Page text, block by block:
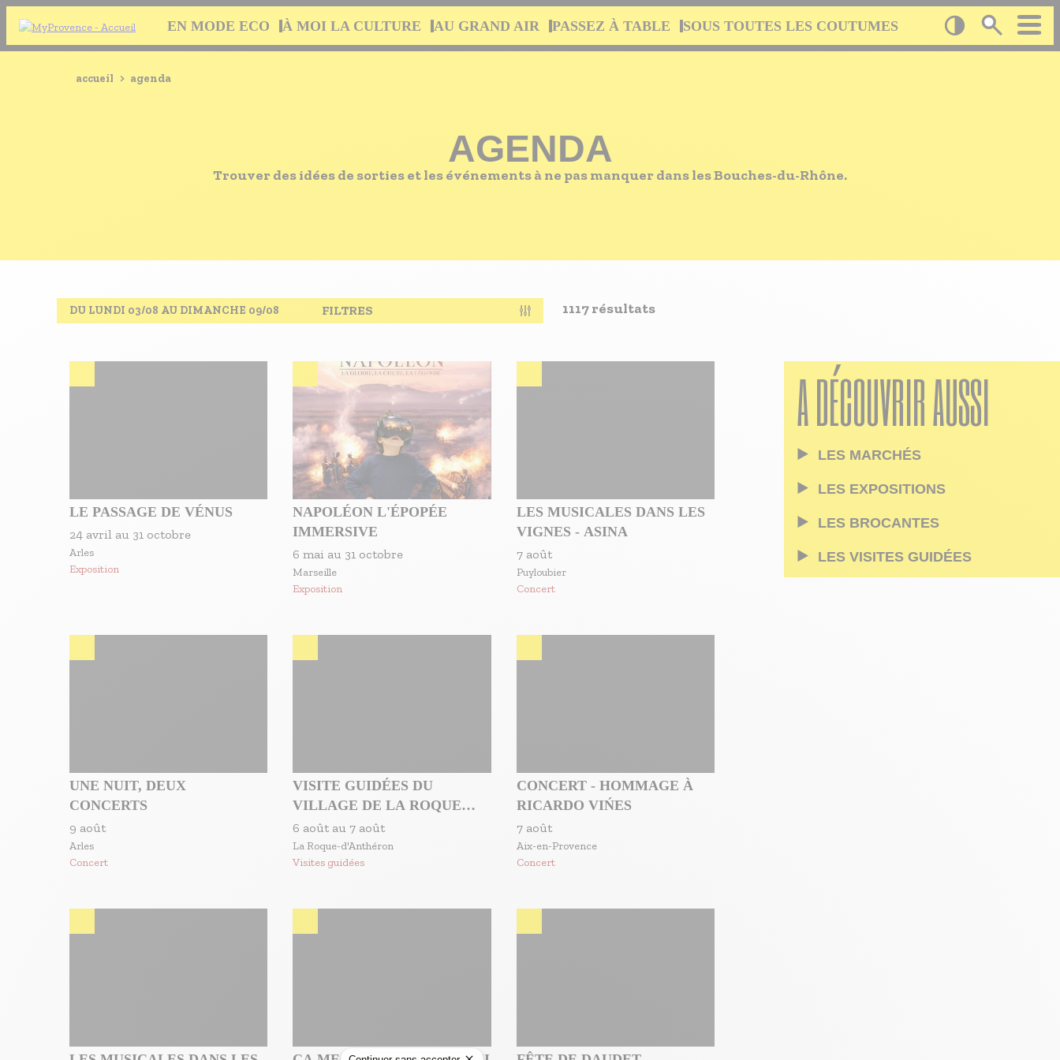
Aller
NavigationEN MODE ECO À MOI LA CULTURE AU GRAND AIR PASSEZ À TABLE SOUS TOUTES LES COUTUMES
EN MODE ECO
SOUS TOUTES LES COUTUMES
LES GUIDES TOURISTIQUES
LES OFFRES MYPROVENCE
Fil
accueil > agenda
AGENDA
Trouver des idées de sorties et les événements à ne pas manquer dans les Bouches-du-Rhône.
DU LUNDI 03/08 AU DIMANCHE 09/08 FILTRES 1117 résultats
LE PASSAGE DE VÉNUS
24 avril au 31 octobre
Arles
Exposition
NAPOLÉON L'ÉPOPÉE
IMMERSIVE
6 mai au 31 octobre
Marseille
Exposition
LES MUSICALES DANS LES
VIGNES - ASINA
7 août
Puyloubier
Concert
UNE NUIT, DEUX
CONCERTS
9 août
Arles
Concert
VISITE GUIDÉES DU
VILLAGE DE LA ROQUE
D'ANTHÉRON ET DU PARC
DU CHÂTEAU DE FLORANS
6 août au 7 août
La Roque-d'Anthéron
Visites guidées
CONCERT - HOMMAGE À
RICARDO VIŃES
7 août
Aix-en-Provence
Concert
A DÉCOUVRIR AUSSI
LES MARCHÉS
LES EXPOSITIONS
LES BROCANTES
LES VISITES GUIDÉES